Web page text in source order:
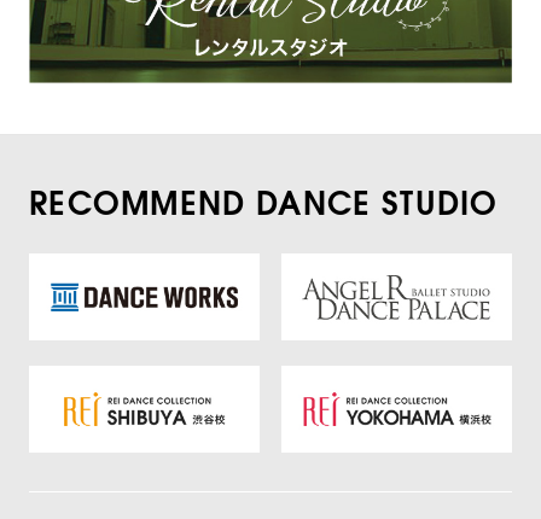
RECOMMEND DANCE STUDIO